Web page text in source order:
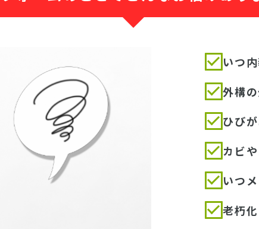
いつ
外構
ひび
カビ
いつ
老朽